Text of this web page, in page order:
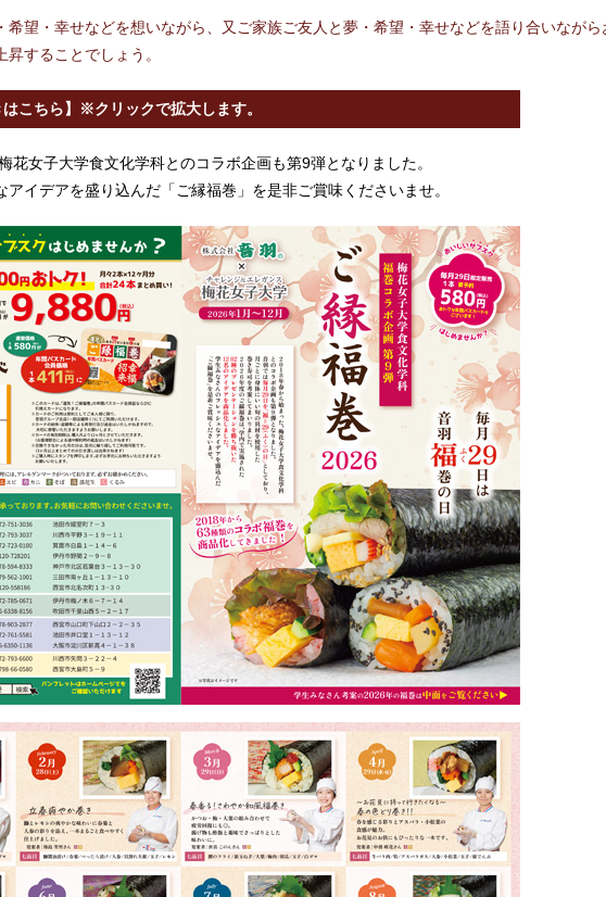
希望・幸せなどを想いながら、又ご家族ご友人と夢・希望・幸せなどを語り合いながら
することでしょう。
こちら】※クリックで拡大します。
花女子大学食文化学科とのコラボ企画も第9弾となりました。
イデアを盛り込んだ「ご縁福巻」を是非ご賞味くださいませ。